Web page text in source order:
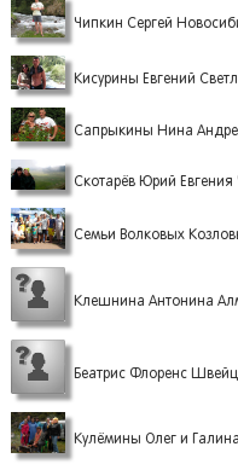
Чипкин Сергей
Кисурины Евгений
Сапрыкины Нина
Скотарёв Юрий Евгения
Семьи Волковых
Клешнина Антонина
Беатрис Флоренс
Кулёмины Олег и